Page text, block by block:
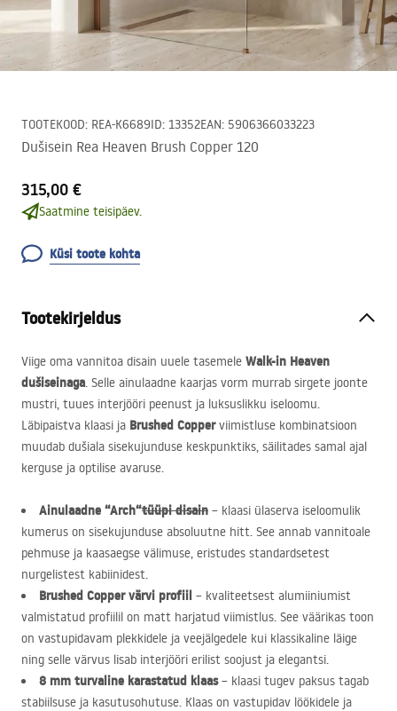
TOOTEKOOD: REA-K6689ID: 13352EAN: 5906366033223
Dušisein Rea Heaven Brush Copper 120
315,00 €
Saatmine teisipäev.
Küsi toote kohta
Tootekirjeldus
Viige oma vannitoa disain uuele tasemele Walk-in Heaven
dušiseinaga. Selle ainulaadne kaarjas vorm murrab sirgete joonte
mustri, tuues interjööri peenust ja luksuslikku iseloomu.
Läbipaistva klaasi ja Brushed Copperviimistluse kombinatsioon
muudab dušiala sisekujunduse keskpunktiks, säilitades samal ajal
kerguse ja optilise avaruse.
Ainulaadne “Arch“tüüpi disain – klaasi ülaserva iseloomulik
kumerus on sisekujunduse absoluutne hitt. See annab vannitoale
pehmuse ja kaasaegse välimuse, eristudes standardsetest
nurgelistest kabiinidest.
Brushed Copper värvi profiil – kvaliteetsest alumiiniumist
valmistatud profiilil on matt harjatud viimistlus. See väärikas toon
on vastupidavam plekkidele ja veejälgedele kui klassikaline läige
ning selle värvus lisab interjööri erilist soojust ja elegantsi.
8 mm turvaline karastatud klaas– klaasi tugev paksus tagab
stabiilsuse ja kasutusohutuse. Klaas on vastupidav löökidele ja